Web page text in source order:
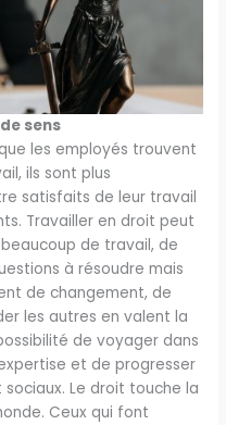
sens
les employés trouvent
ils sont plus
satisfaits de leur travail
Travailler en droit peut
de travail, de
à résoudre mais
de changement, de
les autres en valent la
de voyager dans
et de progresser
Le droit touche la
Ceux qui font